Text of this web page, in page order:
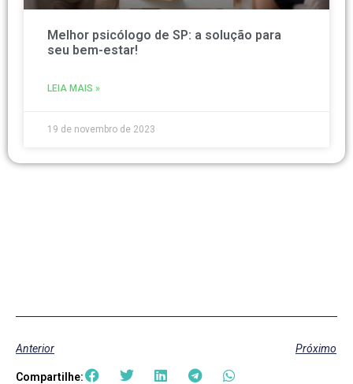
Melhor psicólogo de SP: a solução para
seu bem-estar!
LEIA MAIS »
19 de novembro de 2023
Anterior Próximo
Compartilhe: